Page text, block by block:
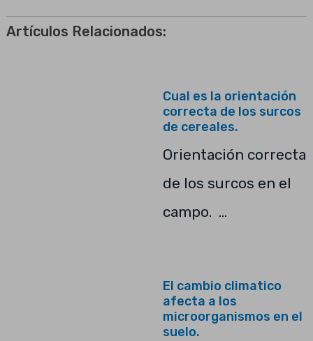
Artículos Relacionados:
Cual es la orientación
correcta de los surcos
de cereales.
Orientación correcta
de los surcos en el
campo. …
El cambio climatico
afecta a los
microorganismos en el
suelo.